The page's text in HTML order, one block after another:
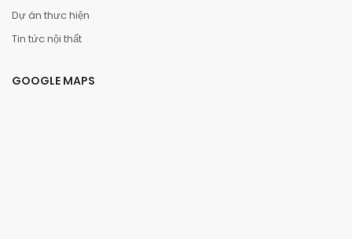
Dự án thưc hiện
Tin tức nội thất
GOOGLE MAPS